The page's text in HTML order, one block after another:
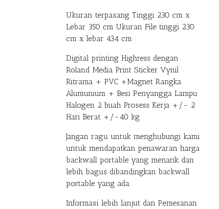
Ukuran terpasang Tinggi 230 cm x
Lebar 350 cm Ukuran File tinggi 230
cm x lebar 434 cm
Digital printing Highress dengan
Roland Media Print Sticker Vynil
Ritrama + PVC +Magnet Rangka
Alumunium + Besi Penyangga Lampu
Halogen 2 buah Prosess Kerja +/- 2
Hari Berat +/-40 kg
Jangan ragu untuk menghubungi kami
untuk mendapatkan penawaran harga
backwall portable yang menarik dan
lebih bagus dibandingkan backwall
portable yang ada.
Informasi lebih lanjut dan Pemesanan